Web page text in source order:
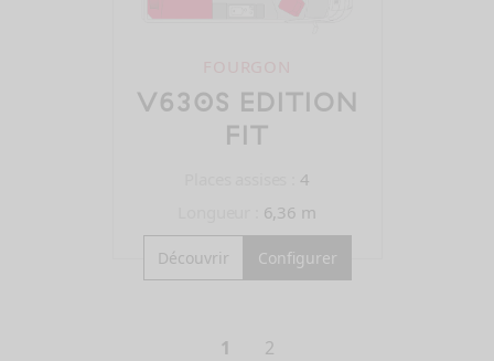
V630S EDITION
FIT
4
6,36 m
Découvrir Configurer
1 2